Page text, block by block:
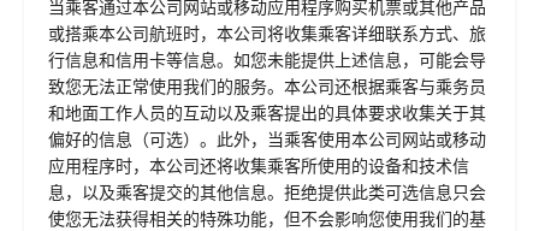
当乘客通过本公司网站或移动应用程序购买机票或其他产品
或搭乘本公司航班时，本公司将收集乘客详细联系方式、旅
行信息和信用卡等信息。如您未能提供上述信息，可能会导
致您无法正常使用我们的服务。本公司还根据乘客与乘务员
和地面工作人员的互动以及乘客提出的具体要求收集关于其
偏好的信息（可选）。此外，当乘客使用本公司网站或移动
应用程序时，本公司还将收集乘客所使用的设备和技术信
息，以及乘客提交的其他信息。拒绝提供此类可选信息只会
使您无法获得相关的特殊功能，但不会影响您使用我们的基